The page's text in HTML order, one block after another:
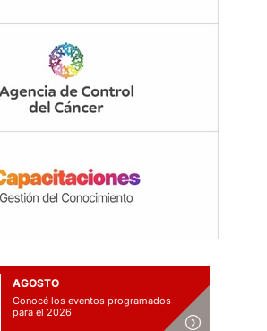
AGOSTO
Conocé los eventos programados
para el 2026